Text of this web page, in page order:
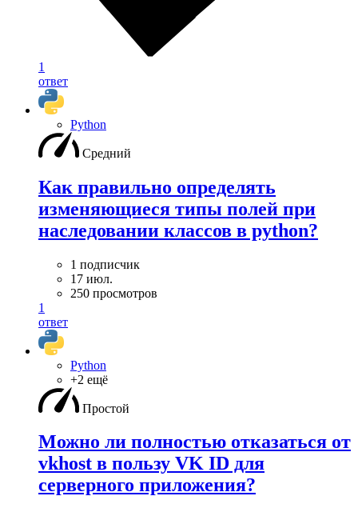
1
ответ
Python
Средний
Как правильно определять
изменяющиеся типы полей при
наследовании классов в python?
1 подписчик
17 июл.
250 просмотров
1
ответ
Python
+2 ещё
Простой
Можно ли полностью отказаться от
vkhost в пользу VK ID для
серверного приложения?